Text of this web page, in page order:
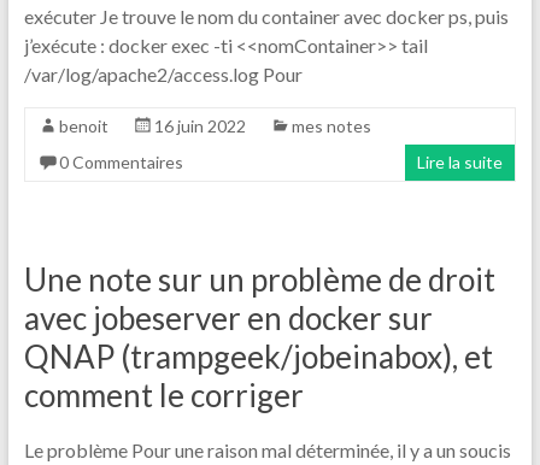
exécuter Je trouve le nom du container avec docker ps, puis
j’exécute : docker exec -ti <<nomContainer>> tail
/var/log/apache2/access.log Pour
benoit 16 juin 2022
mes notes
0 Commentaires
Lire la suite
Une note sur un problème de droit
avec jobeserver en docker sur
QNAP (trampgeek/jobeinabox), et
comment le corriger
Le problème Pour une raison mal déterminée, il y a un soucis